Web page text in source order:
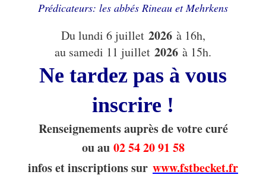
Prédicateurs: les abbés Rineau et Mehrkens
Du lundi 6 juillet 2026à 16h,
au samedi 11 juillet 2026 à 15h.
Ne tardez pas à vous
inscrire !
Renseignements auprès de votre curé
ou au 02 54 20 91 58
infos et inscriptions sur www.fstbecket.fr